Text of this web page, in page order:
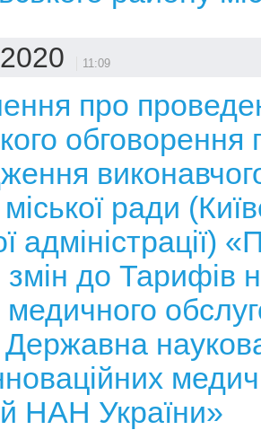
11:09
про
обговорення
ради
адміністрації)
до Тарифів
медичного
Державна
НАН України»